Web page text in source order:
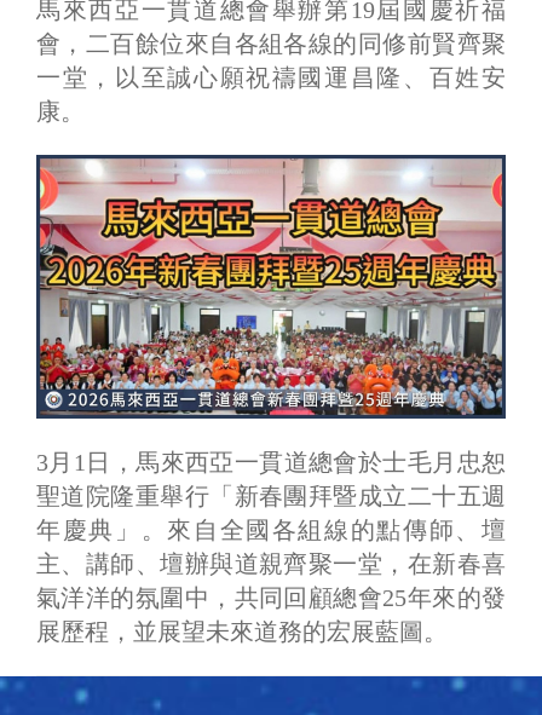
馬來西亞一貫道總會舉辦第19屆國慶祈福
會，二百餘位來自各組各線的同修前賢齊聚
一堂，以至誠心願祝禱國運昌隆、百姓安
康。
3月1日，馬來西亞一貫道總會於士毛月忠恕
聖道院隆重舉行「新春團拜暨成立二十五週
年慶典」。來自全國各組線的點傳師、壇
主、講師、壇辦與道親齊聚一堂，在新春喜
氣洋洋的氛圍中，共同回顧總會25年來的發
展歷程，並展望未來道務的宏展藍圖。